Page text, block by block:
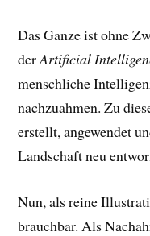
Das Ganze ist ohne
derArtificial
menschliche
nachzuahmen. Zu
erstellt, angewendet
Landschaft neu
Nun, als reine
brauchbar. Als